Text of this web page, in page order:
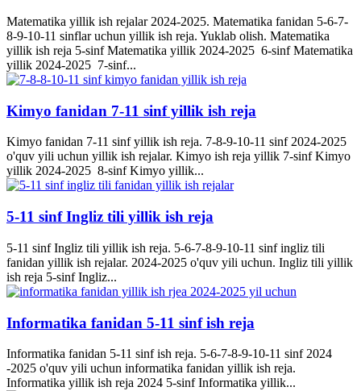
Matematika yillik ish rejalar 2024-2025. Matematika fanidan 5-6-7-
8-9-10-11 sinflar uchun yillik ish reja. Yuklab olish. Matematika
yillik ish reja 5-sinf Matematika yillik 2024-2025 6-sinf Matematika
yillik 2024-2025 7-sinf...
Kimyo fanidan 7-11 sinf yillik ish reja
Kimyo fanidan 7-11 sinf yillik ish reja. 7-8-9-10-11 sinf 2024-2025
o'quv yili uchun yillik ish rejalar. Kimyo ish reja yillik 7-sinf Kimyo
yillik 2024-2025 8-sinf Kimyo yillik...
5-11 sinf Ingliz tili yillik ish reja
5-11 sinf Ingliz tili yillik ish reja. 5-6-7-8-9-10-11 sinf ingliz tili
fanidan yillik ish rejalar. 2024-2025 o'quv yili uchun. Ingliz tili yillik
ish reja 5-sinf Ingliz...
Informatika fanidan 5-11 sinf ish reja
Informatika fanidan 5-11 sinf ish reja. 5-6-7-8-9-10-11 sinf 2024
-2025 o'quv yili uchun informatika fanidan yillik ish reja.
Informatika yillik ish reja 2024 5-sinf Informatika yillik...